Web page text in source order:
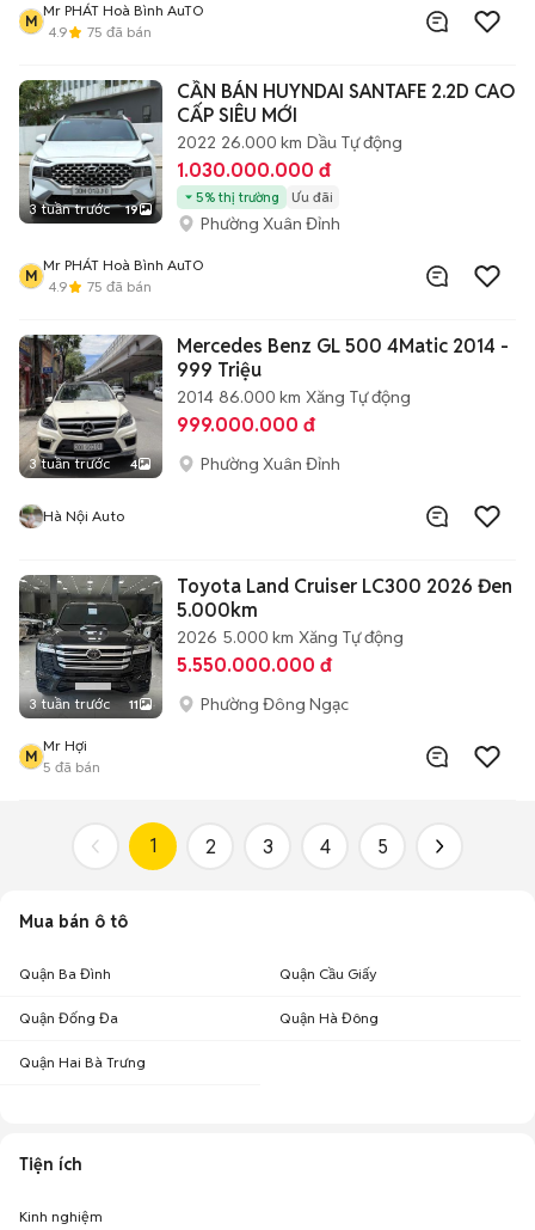
M
Mr PHÁT Hoà Bình AuTO
4.9
75 đã bán
3 tuần trước 19
CẦN BÁN HUYNDAI SANTAFE 2.2D CAO
CẤP SIÊU MỚI
2022 26.000 km Dầu Tự động
1.030.000.000 đ
5% thị trường Ưu đãi
Phường Xuân Đỉnh
M
Mr PHÁT Hoà Bình AuTO
4.9
75 đã bán
3 tuần trước 4
Mercedes Benz GL 500 4Matic 2014 -
999 Triệu
2014 86.000 km Xăng Tự động
999.000.000 đ
Phường Xuân Đỉnh
Hà Nội Auto
3 tuần trước 11
Toyota Land Cruiser LC300 2026 Đen
5.000km
2026 5.000 km Xăng Tự động
5.550.000.000 đ
Phường Đông Ngạc
M
Mr Hợi
5 đã bán
1 2 3 4 5
Mua bán ô tô
Quận Ba Đình Quận Cầu Giấy
Quận Đống Đa Quận Hà Đông
Quận Hai Bà Trưng
Tiện ích
Kinh nghiệm